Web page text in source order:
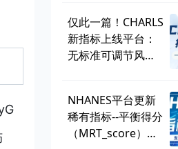
仅此一篇！CHARLS
新指标上线平台：
无标准可调节风险
NHANES平台更新
稀有指标--平衡得分
（MRT_score），